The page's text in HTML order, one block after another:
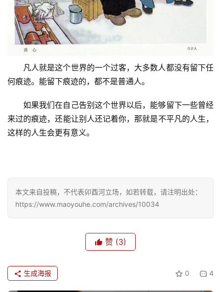
情
感
旅
育
娱
乐
更
登录 注册
凡人就是这个世界的一个过客，大多数人都没有留下任
何痕迹。能留下痕迹的，都不是普通人。
如果我们在自己告别这个世界以后，能够留下一些曾经
来过的痕迹，还能让别人还记着你，那就是不平凡的人生，
这样的人生会更有意义。
本文来自投稿，不代表卯酉河立场，如若转载，请注明出处：
https://www.maoyouhe.com/archives/10034
赞 (3)
0 4
生成海报